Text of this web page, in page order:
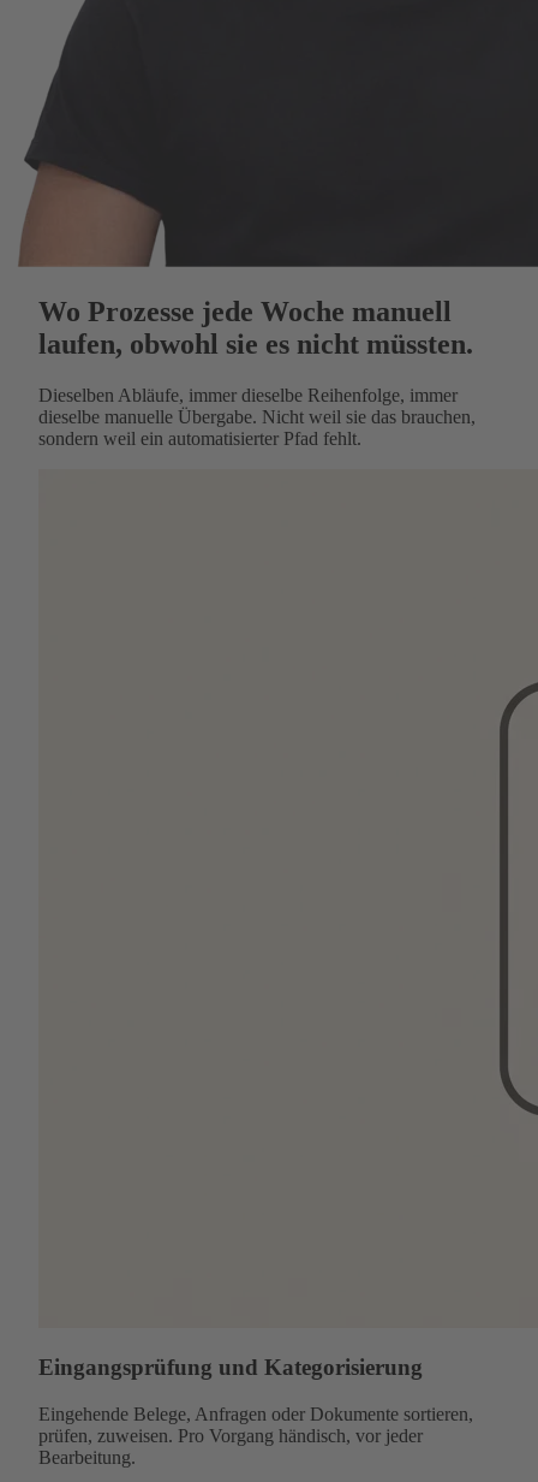
Wo Prozesse jede Woche manuell
laufen, obwohl sie es nicht müssten.
Dieselben Abläufe, immer dieselbe Reihenfolge, immer
dieselbe manuelle Übergabe. Nicht weil sie das brauchen,
sondern weil ein automatisierter Pfad fehlt.
Eingangsprüfung und Kategorisierung
Eingehende Belege, Anfragen oder Dokumente sortieren,
prüfen, zuweisen. Pro Vorgang händisch, vor jeder
Bearbeitung.